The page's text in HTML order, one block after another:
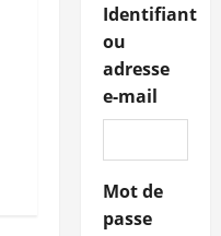
Identifiant
ou
adresse
e-mail
Mot de
passe